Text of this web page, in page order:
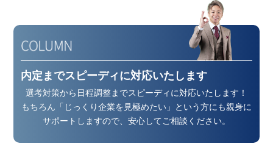
内定までスピーディに対応いたします
選考対策から日程調整までスピーディに対応いたします！
もちろん「じっくり企業を見極めたい」という方にも親身に
サポートしますので、安心してご相談ください。